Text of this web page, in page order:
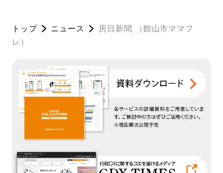
トップ ニュース
房日新聞 （館山市ママフ
レ）